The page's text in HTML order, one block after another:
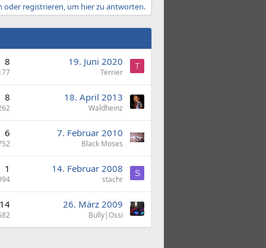
oder registrieren, um hier zu antworten.
8 19. Juni 2020
Terrier
T
8 18. April 2013
Waldheinz
6 7. Februar 2010
Black Moses
1 14. Februar 2008
stachr
S
14 26. März 2009
Bully|Ossi